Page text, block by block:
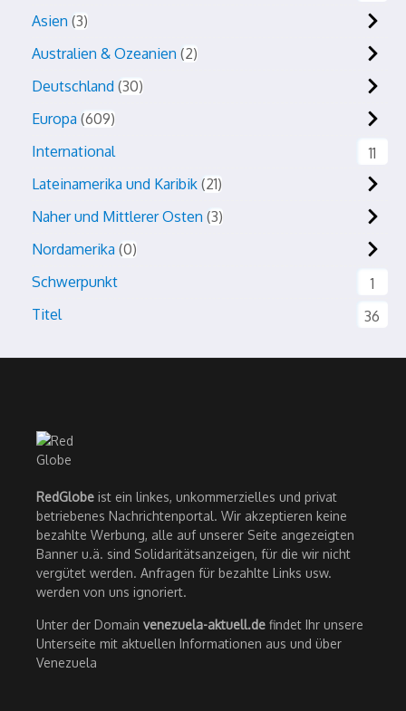
Asien 3
Australien & Ozeanien 2
Deutschland 30
Europa 609
International
11
Lateinamerika und Karibik 21
Naher und Mittlerer Osten 3
Nordamerika 0
Schwerpunkt
1
Titel
36
RedGlobe ist ein linkes, unkommerzielles und privat
betriebenes Nachrichtenportal. Wir akzeptieren keine
bezahlte Werbung, alle auf unserer Seite angezeigten
Banner u.ä. sind Solidaritätsanzeigen, für die wir nicht
vergütet werden. Anfragen für bezahlte Links usw.
werden von uns ignoriert.
Unter der Domain venezuela-aktuell.de findet Ihr unsere
Unterseite mit aktuellen Informationen aus und über
Venezuela